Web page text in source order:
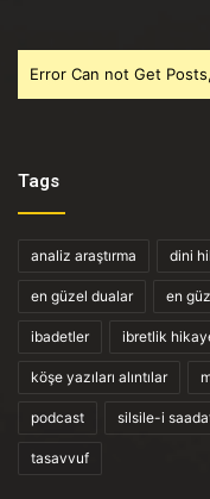
Error Can not Get
Tags
analiz araştırma dini
en güzel dualar en
ibadetler ibretlik
köşe yazıları alıntılar
podcast silsile-i
tasavvuf